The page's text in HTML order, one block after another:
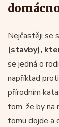
Nejčastěji se
(stavby),
se jedná o
například
přírodním
tom, že by na
tomu dojde a